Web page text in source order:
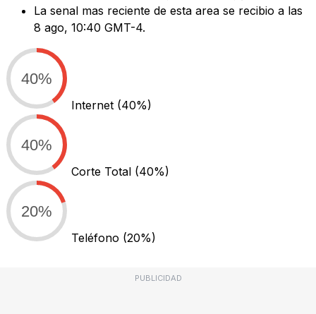
La senal mas reciente de esta area se recibio a las
8 ago, 10:40 GMT-4.
40%
Internet (40%)
40%
Corte Total (40%)
20%
Teléfono (20%)
PUBLICIDAD